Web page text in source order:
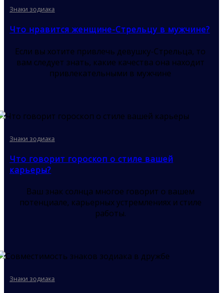
Знаки зодиака
Что нравится женщине-Стрельцу в мужчине?
Если вы хотите привлечь девушку-Стрельца, то
вам следует знать, какие качества она находит
привлекательными в мужчине
Знаки зодиака
Что говорит гороскоп о стиле вашей
карьеры?
Ваш знак солнца многое говорит о вашем
потенциале, карьерных устремлениях и стиле
работы.
Знаки зодиака